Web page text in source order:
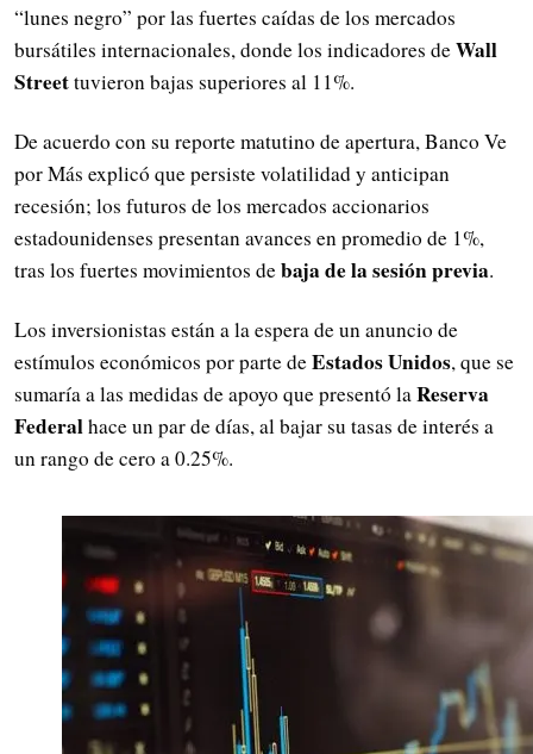
“lunes negro” por las fuertes caídas de los mercados
bursátiles internacionales, donde los indicadores deWall
Streettuvieron bajas superiores al 11%.
De acuerdo con su reporte matutino de apertura, Banco Ve
por Más explicó que persiste volatilidad y anticipan
recesión; los futuros de los mercados accionarios
estadounidenses presentan avances en promedio de 1%,
tras los fuertes movimientos debaja de la sesión previa.
Los inversionistas están a la espera de un anuncio de
estímulos económicos por parte deEstados Unidos, que se
sumaría a las medidas de apoyo que presentó laReserva
Federalhace un par de días, al bajar su tasas de interés a
un rango de cero a 0.25%.